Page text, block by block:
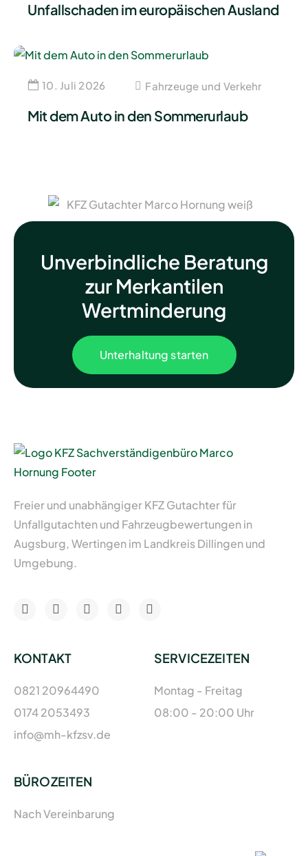
Unfallschaden im europäischen Ausland
10. Juli 2026 Fahrzeuge und Verkehr
Mit dem Auto in den Sommerurlaub
Unverbindliche Beratung
zur Merkantilen
Wertminderung
Unterhaltung starten
Freier und unabhängiger KFZ Gutachter für
Unfallgutachten und Fahrzeugbewertungen in
Augsburg, Wertingen im Landkreis Dillingen und
Umgebung.
KONTAKT
0821 20964490
0174 2053493
info@mh-kfzsv.de
SERVICEZEITEN
Montag - Freitag
08:00 - 20:00 Uhr
BÜROZEITEN
Nach Vereinbarung